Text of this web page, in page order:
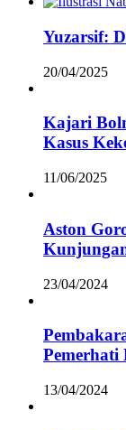
Yuzarsif:
20/04/2025
Kajari
Kasus
11/06/2025
Aston
23/04/2024
Pemerhati
13/04/2024